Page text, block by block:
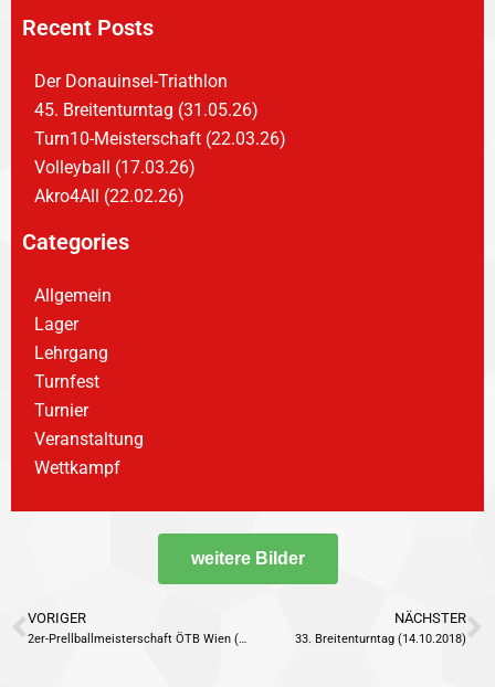
Recent Posts
Der Donauinsel-Triathlon
45. Breitenturntag (31.05.26)
Turn10-Meisterschaft (22.03.26)
Volleyball (17.03.26)
Akro4All (22.02.26)
Categories
Allgemein
Lager
Lehrgang
Turnfest
Turnier
Veranstaltung
Wettkampf
weitere Bilder
VORIGER
2er-Prellballmeisterschaft ÖTB Wien (06.10.2018)
NÄCHSTER
33. Breitenturntag (14.10.2018)